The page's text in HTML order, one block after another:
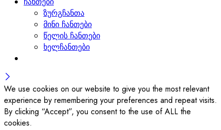
ზურგჩანთა
მინი ჩანთები
წელის ჩანთები
ხელჩანთები
We use cookies on our website to give you the most relevant
experience by remembering your preferences and repeat visits.
By clicking “Accept”, you consent to the use of ALL the
cookies.